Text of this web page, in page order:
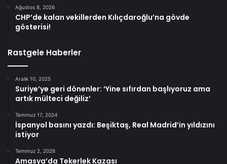
Ağustos 8, 2026
CHP’de kalan vekillerden Kılıçdaroğlu’na gövde
gösterisi!
Rastgele Haberler
Aralık 10, 2025
Suriye’ye geri dönenler: ‘Yine sıfırdan başlıyoruz ama
artık mülteci değiliz’
Temmuz 17, 2024
İspanyol basını yazdı: Beşiktaş, Real Madrid’in yıldızını
istiyor
Temmuz 2, 2026
Amasya’da Tekerlek Kazası